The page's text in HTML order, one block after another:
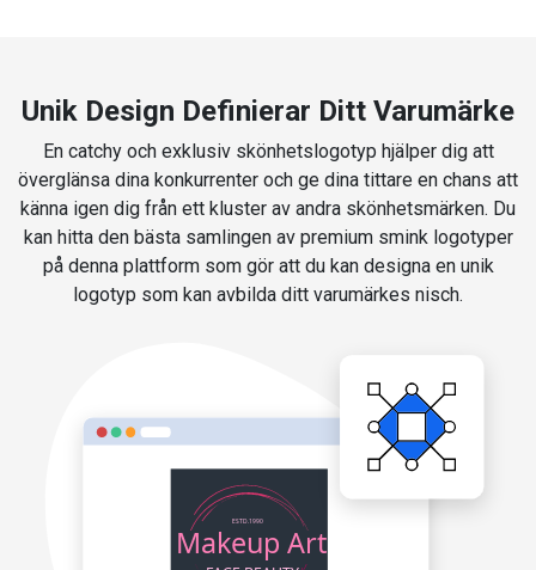
Unik Design Definierar Ditt Varumärke
En catchy och exklusiv skönhetslogotyp hjälper dig att
överglänsa dina konkurrenter och ge dina tittare en chans att
känna igen dig från ett kluster av andra skönhetsmärken. Du
kan hitta den bästa samlingen av premium smink logotyper
på denna plattform som gör att du kan designa en unik
logotyp som kan avbilda ditt varumärkes nisch.